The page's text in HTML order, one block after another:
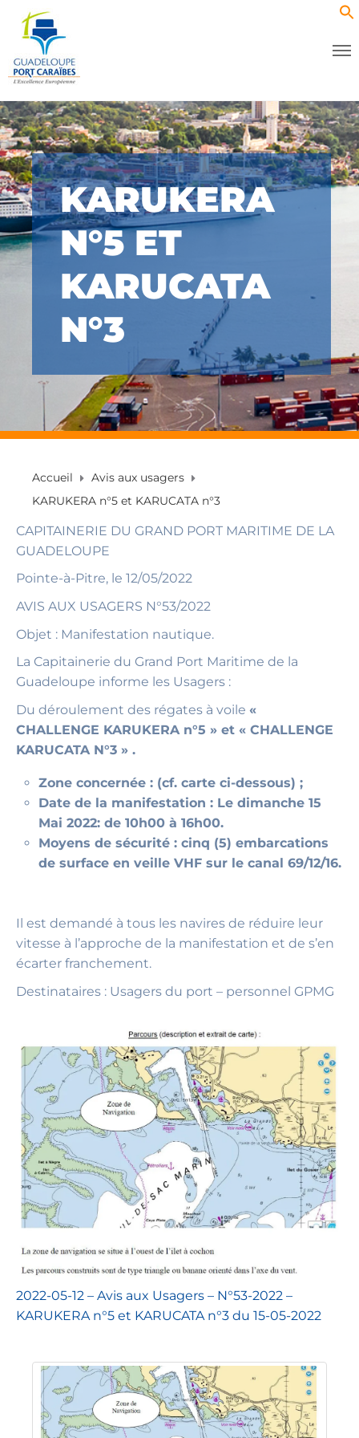
KARUKERA
N°5 ET
KARUCATA
N°3
Accueil
Avis aux usagers
KARUKERA n°5 et KARUCATA n°3
CAPITAINERIE DU GRAND PORT MARITIME DE LA
GUADELOUPE
Pointe-à-Pitre, le 12/05/2022
AVIS AUX USAGERS N°53/2022
Objet : Manifestation nautique.
La Capitainerie du Grand Port Maritime de la
Guadeloupe informe les Usagers :
Du déroulement des régates à voile «
CHALLENGE KARUKERA n°5 » et « CHALLENGE
KARUCATA N°3 » .
Zone concernée : (cf. carte ci-dessous) ;
Date de la manifestation : Le dimanche 15
Mai 2022: de 10h00 à 16h00.
Moyens de sécurité : cinq (5) embarcations
de surface en veille VHF sur le canal 69/12/16.
Il est demandé à tous les navires de réduire leur
vitesse à l’approche de la manifestation et de s’en
écarter franchement.
Destinataires : Usagers du port – personnel GPMG
2022-05-12 – Avis aux Usagers – N°53-2022 –
KARUKERA n°5 et KARUCATA n°3 du 15-05-2022